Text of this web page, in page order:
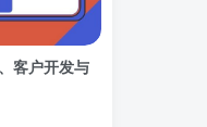
客户开发与